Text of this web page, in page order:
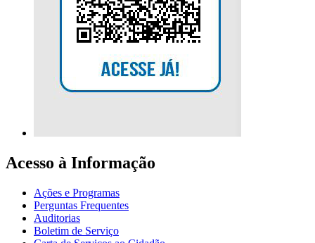
Acesso à Informação
Ações e Programas
Perguntas Frequentes
Auditorias
Boletim de Serviço